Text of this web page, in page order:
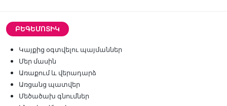
ԲԵԳԵՄՈՏԻԿ
Կայքից օգտվելու պայմաններ
Մեր մասին
Առաքում և վերադարձ
Առցանց պատվեր
Մեծածախ գնումներ